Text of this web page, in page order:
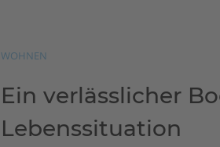
WOHNEN
Ein verlässlicher
Lebenssituation